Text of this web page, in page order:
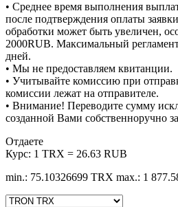
• Среднее время выполнения
после подтверждения оплаты
обработки может быть увеличен,
2000RUB. Максимальный
дней.
• Мы не предоставляем квитанции.
• Учитывайте комиссию при
комиссии лежат на отправителе.
• Внимание! Переводите сумму
созданной Вами собственноручно
Отдаете
Курс: 1 TRX = 26.63 RUB
min.: 75.10326699 TRX max.: 1